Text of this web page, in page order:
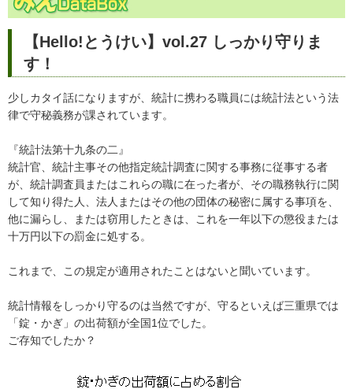
【Hello!とうけい】vol.27 しっかり守りま
す！
少しカタイ話になりますが、統計に携わる職員には統計法という法
律で守秘義務が課されています。
『統計法第十九条の二』
統計官、統計主事その他指定統計調査に関する事務に従事する者
が、統計調査員またはこれらの職に在った者が、その職務執行に関
して知り得た人、法人またはその他の団体の秘密に属する事項を、
他に漏らし、または窃用したときは、これを一年以下の懲役または
十万円以下の罰金に処する。
これまで、この規定が適用されたことはないと聞いています。
統計情報をしっかり守るのは当然ですが、守るといえば三重県では
「錠・かぎ」の出荷額が全国1位でした。
ご存知でしたか？